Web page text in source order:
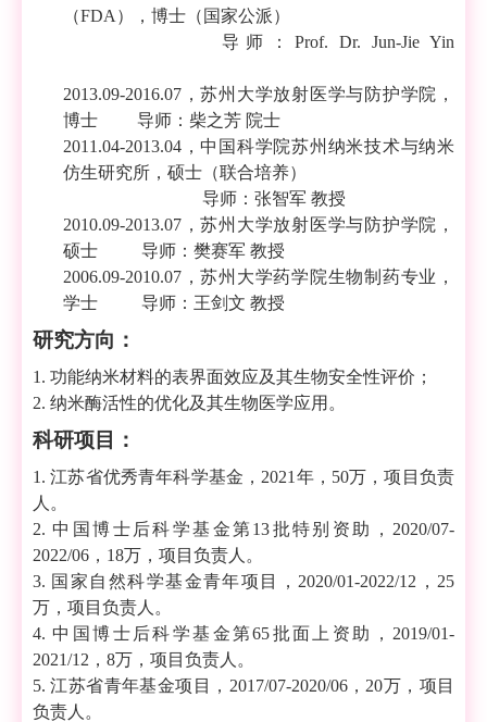
（FDA ） ， 博士（国家公派）
导师： Prof. Dr. Jun-Jie Yin
2013.09-2016.07 ，苏州大学放射医学与防护学院，
博士
导师：柴之芳 院士
2011.04-2013.04 ，中国科学院苏州纳米技术与纳米
仿生研究所， 硕士（联合培养）
导师：张智军 教授
2010.09-2013.07 ，苏州大学放射医学与防护学院，
硕士
导师：樊赛军 教授
2006.09-2010.07 ，苏州大学药学院生物制药专业，
学士 导师： 王剑文 教授
研究方向：
1. 功能纳米材料的表界面效应及其生物安全性评价；
2. 纳米酶活性的优化及其生物医学应用 。
科研项目：
1 .江苏省优秀青年科学基金， 2021 年， 50万，项目负责
人。
2. 中国博士后科学基金第13批特别资助， 2020/07-
2022/06 ， 18万，项目负责人。
3. 国家自然科学基金青年项目， 2020/01-2022/12 ， 25
万，项目负责人。
4. 中国博士后科学基金第65批面上资助， 2019/01-
2021/12 ， 8万，项目负责人。
5.江苏省青年基金项目， 2017/07-2020/06， 20万，项目
负责人。